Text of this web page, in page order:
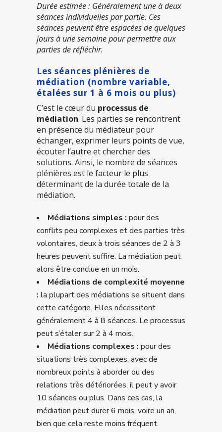
Durée estimée : Généralement une à deux
séances individuelles par partie. Ces
séances peuvent être espacées de quelques
jours à une semaine pour permettre aux
parties de réfléchir.
Les séances plénières de
médiation (nombre variable,
étalées sur 1 à 6 mois ou plus)
C’est le cœur du processus de
médiation. Les parties se rencontrent
en présence du médiateur pour
échanger, exprimer leurs points de vue,
écouter l’autre et chercher des
solutions. Ainsi, le nombre de séances
plénières est le facteur le plus
déterminant de la durée totale de la
médiation.
Médiations simples : pour des
conflits peu complexes et des parties très
volontaires, deux à trois séances de 2 à 3
heures peuvent suffire. La médiation peut
alors être conclue en un mois.
Médiations de complexité moyenne
: la plupart des médiations se situent dans
cette catégorie. Elles nécessitent
généralement 4 à 8 séances. Le processus
peut s’étaler sur 2 à 4 mois.
Médiations complexes : pour des
situations très complexes, avec de
nombreux points à aborder ou des
relations très détériorées, il peut y avoir
10 séances ou plus. Dans ces cas, la
médiation peut durer 6 mois, voire un an,
bien que cela reste moins fréquent.